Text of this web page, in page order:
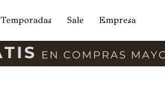
Temporadas Sale Empresa